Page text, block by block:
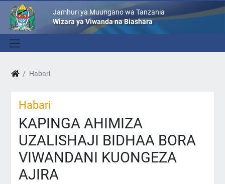
Jamhuri ya Muungano wa Tanzania
Wizara ya Viwanda na Biashara
Habari
Habari
KAPINGA AHIMIZA
UZALISHAJI BIDHAA BORA
VIWANDANI KUONGEZA
AJIRA